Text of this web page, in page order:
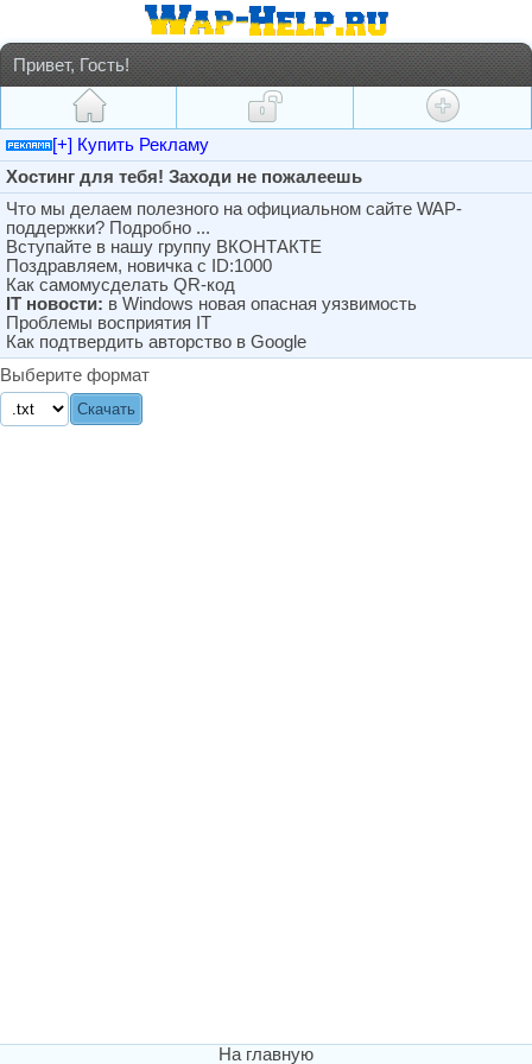
Привет, Гость!
[+] Купить Рекламу
Хостинг для тебя! Заходи не пожалеешь
Что мы делаем полезного на официальном сайте WAP-
поддержки? Подробно ...
Вступайте в нашу группу ВКОНТАКТЕ
Поздравляем, новичка с ID:1000
Как самомусделать QR-код
IT новости: в Windows новая опасная уязвимость
Проблемы восприятия IT
Как подтвердить авторство в Google
Выберите формат
На главную